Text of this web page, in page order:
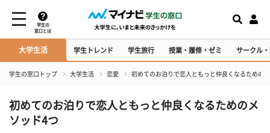
学生の
窓口とは
大学生活 学生トレンド 学生旅行 授業・履修・ゼミ サークル
学生の窓口トップ 大学生活 恋愛 初めてのお泊りで恋人ともっと仲良くなるための
初めてのお泊りで恋人ともっと仲良くなるためのメ
ソッド4つ